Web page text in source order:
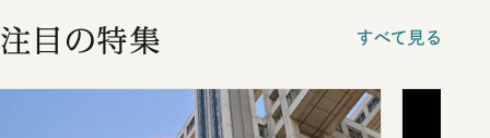
注目の特集 すべて見る